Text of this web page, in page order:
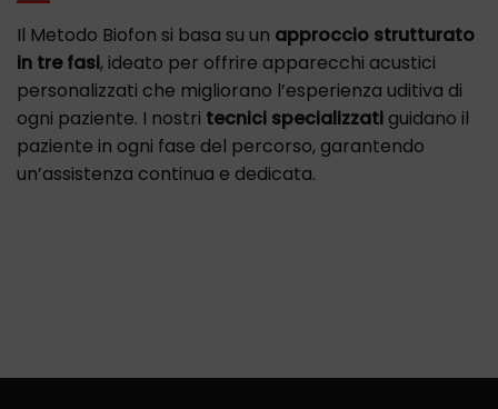
Il Metodo Biofon si basa su un approccio strutturato
in tre fasi, ideato per offrire apparecchi acustici
personalizzati che migliorano l’esperienza uditiva di
ogni paziente. I nostri tecnici specializzati guidano il
paziente in ogni fase del percorso, garantendo
un’assistenza continua e dedicata.